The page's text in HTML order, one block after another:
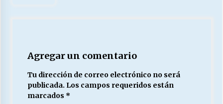
Agregar un comentario
Tu dirección de correo electrónico no será
publicada. Los campos requeridos están
marcados *